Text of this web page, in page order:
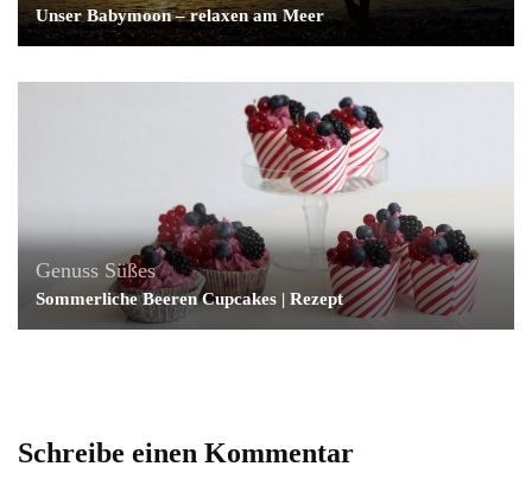
Unser Babymoon – relaxen am Meer
Genuss Süßes
Sommerliche Beeren Cupcakes | Rezept
Schreibe einen Kommentar